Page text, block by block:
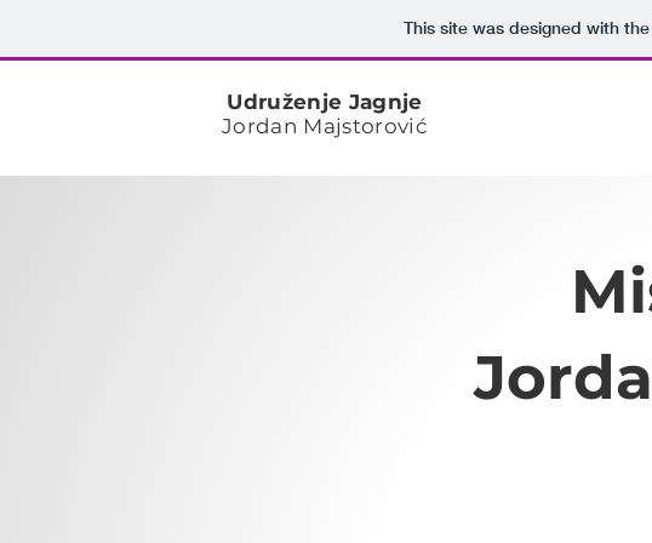
This site was designed with the
Udruženje Jagnje
Jordan Majstorović